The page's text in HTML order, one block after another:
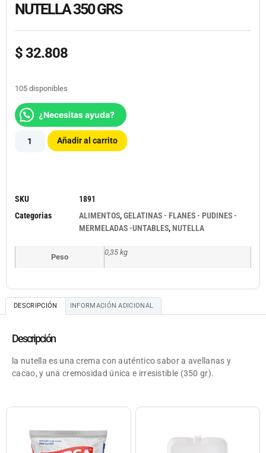
NUTELLA 350 GRS
$32.808
105 disponibles
¿Necesitas ayuda?
Añadir al carrito
SKU
1891
Categorias
ALIMENTOS,GELATINAS - FLANES - PUDINES -
MERMELADAS -UNTABLES, NUTELLA
Peso
0,35 kg
DESCRIPCIÓN INFORMACIÓN ADICIONAL
Descripción
la nutella es una crema con auténtico sabor a avellanas y
cacao, y una cremosidad única e irresistible (350 gr).